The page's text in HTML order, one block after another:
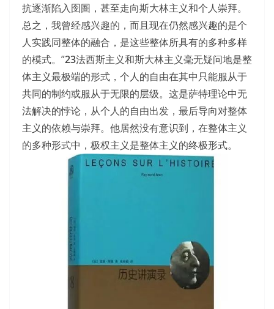
抗逐渐陷入囹圄，甚至走向斯大林主义和个人崇拜。
总之，我曾经感兴趣的，而且现在仍然感兴趣的是个
人实践同整体的融合，是这些整体所具有的多种多样
的模式。”23法西斯主义和斯大林主义毫无疑问地是整
体主义最极端的形式，个人的自由在其中只能服从于
共同的制约或服从于无限的层级。这是萨特理论中无
法解决的悖论，从个人的自由出发，最后导向对整体
主义的依赖与崇拜。他居然没有意识到，在整体主义
的多种形式中，极权主义是整体主义的终极形式。